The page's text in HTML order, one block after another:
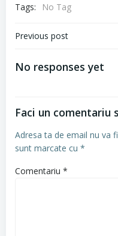
Tags:
No Tag
Navigare
articole
Previous post
No responses yet
Faci un comentariu
Adresa ta de email nu va
sunt marcate cu *
Comentariu *